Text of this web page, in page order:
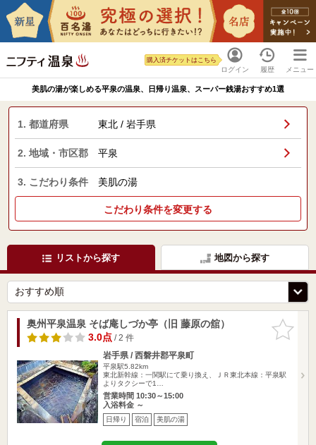
ログイン
購入済チケットはこちら
履歴 メニュー
美肌の湯が楽しめる平泉の温泉、日帰り温泉、スーパー銭湯おすすめ1選
1. 都道府県 東北 / 岩手県
2. 地域・市区郡 平泉
3. こだわり条件 美肌の湯
こだわり条件を変更する
リストから探す 地図から探す
お気に入
りに追加
奥州平泉温泉 そば庵しづか亭（旧 藤原の舘）
3.0点/ 2 件
岩手県 / 西磐井郡平泉町
平泉駅5.82km
東北新幹線：一関駅にて乗り換え、ＪＲ東北本線：平泉駅
よりタクシーで1…
営業時間 10:30～15:00
入浴料金 ～
日帰り 宿泊 美肌の湯